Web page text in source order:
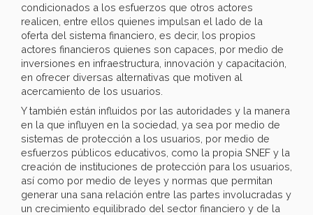
condicionados a los esfuerzos que otros actores
realicen, entre ellos quienes impulsan el lado de la
oferta del sistema financiero, es decir, los propios
actores financieros quienes son capaces, por medio de
inversiones en infraestructura, innovación y capacitación,
en ofrecer diversas alternativas que motiven al
acercamiento de los usuarios.
Y también están influidos por las autoridades y la manera
en la que influyen en la sociedad, ya sea por medio de
sistemas de protección a los usuarios, por medio de
esfuerzos públicos educativos, como la propia SNEF y la
creación de instituciones de protección para los usuarios,
así como por medio de leyes y normas que permitan
generar una sana relación entre las partes involucradas y
un crecimiento equilibrado del sector financiero y de la